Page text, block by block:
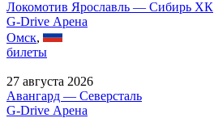
Локомотив Ярославль — Сибирь ХК
G-Drive Арена
Омск,
билеты
27 августа 2026
Авангард — Северсталь
G-Drive Арена